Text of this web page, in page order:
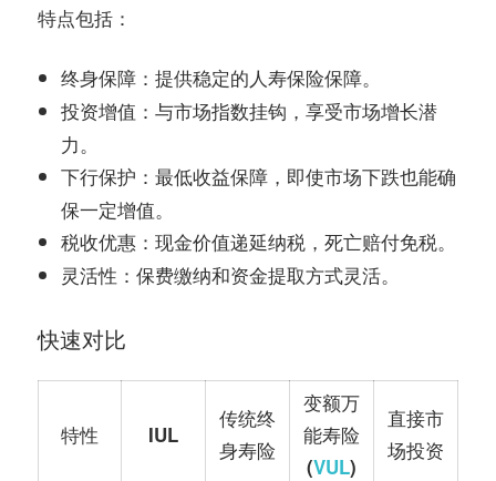
指
南
©️
社
特点包括：
终身保障 ：提供稳定的人寿保险保障。
投资增值 ：与市场指数挂钩，享受市场增长潜
力。
下行保护 ：最低收益保障，即使市场下跌也能确
保一定增值。
税收优惠 ：现金价值递延纳税，死亡赔付免税。
灵活性 ：保费缴纳和资金提取方式灵活。
快速对比
特性 IUL
传统终
身寿险
变额万
能寿险
(VUL)
直接市
场投资